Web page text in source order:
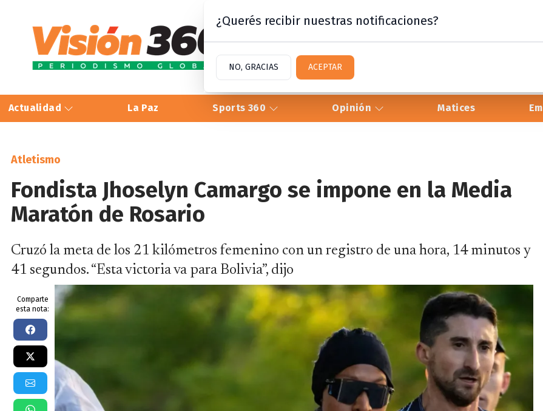
Actualidad La Paz Sports 360 Opinión Matices
Atletismo
Fondista Jhoselyn Camargo se impone en la Media
Maratón de Rosario
Cruzó la meta de los 21 kilómetros femenino con un registro de una hora, 14 minutos y
41 segundos. “Esta victoria va para Bolivia”, dijo
Comparte
esta nota:
¿Querés recibir nuestras notificaciones?
NO, GRACIAS ACEPTAR